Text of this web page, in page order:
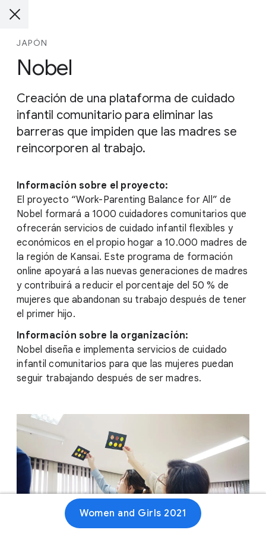
JAPÓN
Nobel
Creación de una plataforma de cuidado
infantil comunitario para eliminar las
barreras que impiden que las madres se
reincorporen al trabajo.
Información sobre el proyecto:
El proyecto “Work-Parenting Balance for All” de
Nobel formará a 1000 cuidadores comunitarios que
ofrecerán servicios de cuidado infantil flexibles y
económicos en el propio hogar a 10.000 madres de
la región de Kansai. Este programa de formación
online apoyará a las nuevas generaciones de madres
y contribuirá a reducir el porcentaje del 50 % de
mujeres que abandonan su trabajo después de tener
el primer hijo.
Información sobre la organización:
Nobel diseña e implementa servicios de cuidado
infantil comunitarios para que las mujeres puedan
seguir trabajando después de ser madres.
Women and Girls 2021